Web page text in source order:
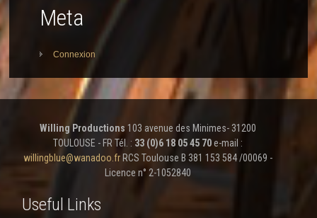
Meta
Connexion
Willing Productions 103 avenue des Minimes- 31200
TOULOUSE - FR Tél. : 33 (0)6 18 05 45 70e-mail :
willingblue@wanadoo.frRCS Toulouse B 381 153 584 /00069 -
Licence n° 2-1052840
Useful Links